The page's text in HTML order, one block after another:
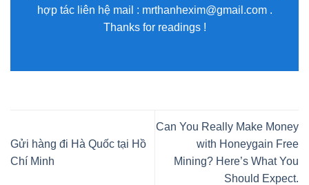
hợp tác liên hệ mail : mrthanhexim@gmail.com .
Thanks for readings !
Gửi hàng đi Hà Quốc tại Hồ
Chí Minh
Can You Really Make Money
with Honeygain Free
Mining? Here’s What You
Should Expect.